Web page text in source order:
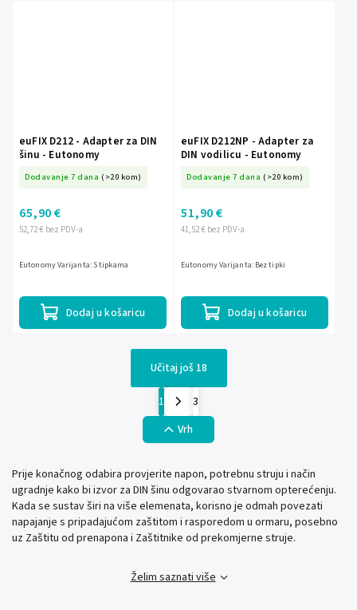
euFIX D212 - Adapter za DIN
šinu - Eutonomy
Dodavanje 7 dana (>20 kom)
52,72 € bez PDV-a
65,90 €
Dodaj u košaricu
Eutonomy Varijanta: S tipkama
euFIX D212NP - Adapter za
DIN vodilicu - Eutonomy
Dodavanje 7 dana (>20 kom)
41,52 € bez PDV-a
51,90 €
Dodaj u košaricu
Eutonomy Varijanta: Bez tipki
Učitaj još 18
1
3
Vrh
Prije konačnog odabira provjerite napon, potrebnu struju i način
ugradnje kako bi izvor za DIN šinu odgovarao stvarnom opterećenju.
Kada se sustav širi na više elemenata, korisno je odmah povezati
napajanje s pripadajućom zaštitom i rasporedom u ormaru, posebno
uz Zaštitu od prenapona i Zaštitnike od prekomjerne struje.
Želim saznati više